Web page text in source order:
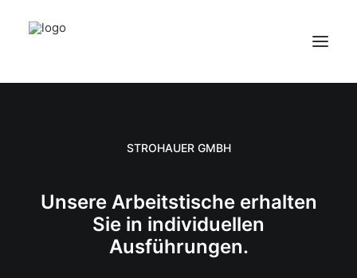
KONTAKT
STROHAUER GMBH
Unsere Arbeitstische erhalten
Sie in individuellen
Ausführungen.